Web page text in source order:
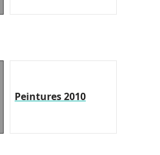
Peintures 2010